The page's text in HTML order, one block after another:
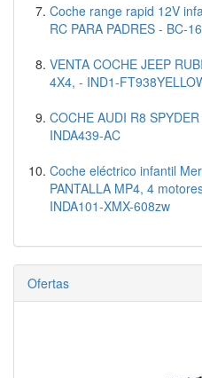
Coche range rapid 12V
RC PARA PADRES - BC-
VENTA COCHE JEEP
4X4, - IND1-
COCHE AUDI R8
INDA439-AC
Coche eléctrico infantil
PANTALLA MP4, 4
INDA101-XMX-608zw
Ofertas